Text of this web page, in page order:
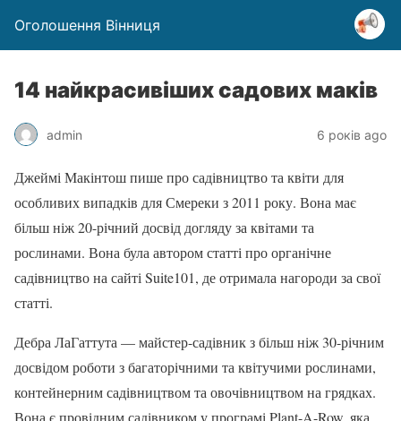
Оголошення Вінниця
14 найкрасивіших садових маків
admin 6 років ago
Джеймі Макінтош пише про садівництво та квіти для
особливих випадків для Смереки з 2011 року. Вона має
більш ніж 20-річний досвід догляду за квітами та
рослинами. Вона була автором статті про органічне
садівництво на сайті Suite101, де отримала нагороди за свої
статті.
Дебра ЛаГаттута — майстер-садівник з більш ніж 30-річним
досвідом роботи з багаторічними та квітучими рослинами,
контейнерним садівництвом та овочівництвом на грядках.
Вона є провідним садівником у програмі Plant-A-Row, яка